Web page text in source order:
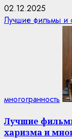
02.12.2025
Лучшие фильмы и
многогранность
Лучшие
харизма и